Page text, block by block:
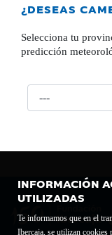
INFORMACIÓN
UTILIZADAS
Te informamos que en el
Ibercaja, se utilizan cookies
¿DESEAS
Selecciona tu
predicción